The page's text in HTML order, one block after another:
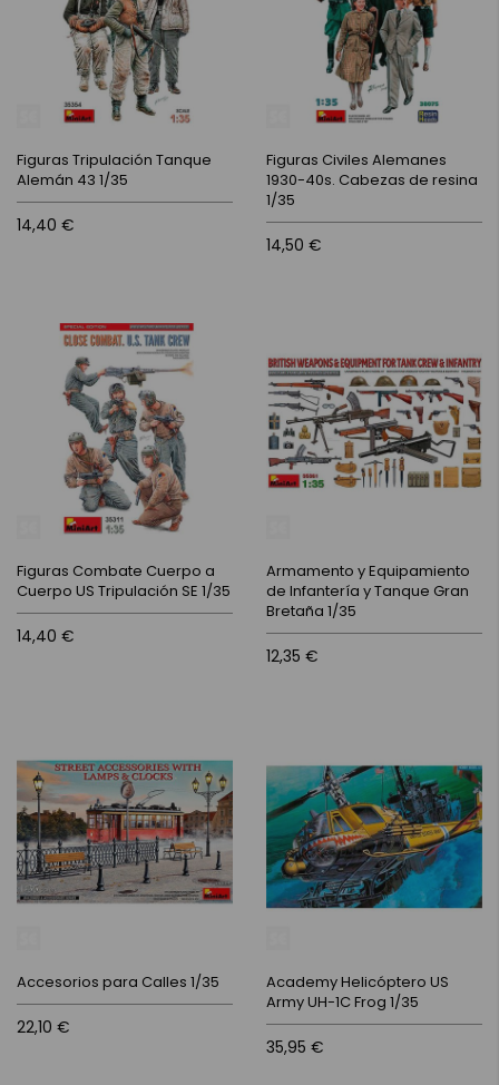
Figuras Tripulación Tanque
Alemán 43 1/35
14,40 €
Figuras Civiles Alemanes
1930-40s. Cabezas de resina
1/35
14,50 €
Figuras Combate Cuerpo a
Cuerpo US Tripulación SE 1/35
14,40 €
Armamento y Equipamiento
de Infantería y Tanque Gran
Bretaña 1/35
12,35 €
Accesorios para Calles 1/35
22,10 €
Academy Helicóptero US
Army UH-1C Frog 1/35
35,95 €